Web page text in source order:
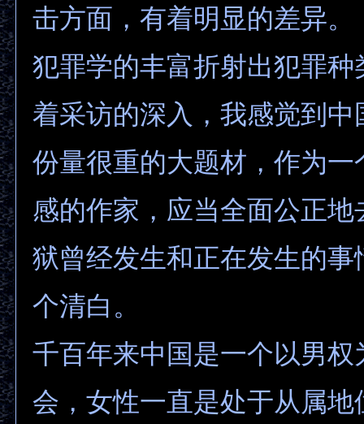
击方面，有着明显的差异。
犯罪学的丰富折射出犯罪种
着采访的深入，我感觉到中
份量很重的大题材，作为一
感的作家，应当全面公正地
狱曾经发生和正在发生的事
个清白。
千百年来中国是一个以男权
会，女性一直是处于从属地